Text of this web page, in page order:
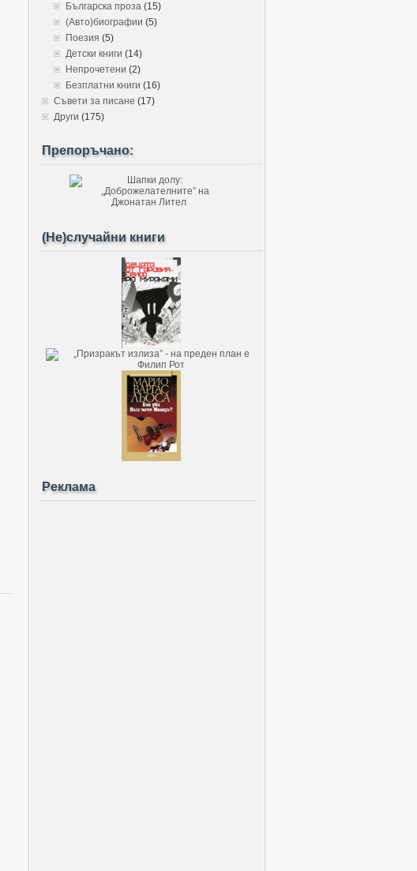
Българска проза (15)
(Авто)биографии (5)
Поезия (5)
Детски книги (14)
Непрочетени (2)
Безплатни книги (16)
Съвети за писане (17)
Други (175)
Препоръчано:
(Не)случайни книги
Реклама